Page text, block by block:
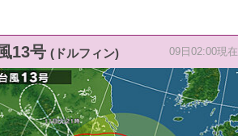
13号 (ドルフィン) 09日02:00現在